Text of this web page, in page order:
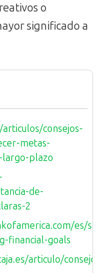
o
significado a
consejos-
metas-
largo-plazo
de-
2
es/
financial-goals
articulo/consejos-